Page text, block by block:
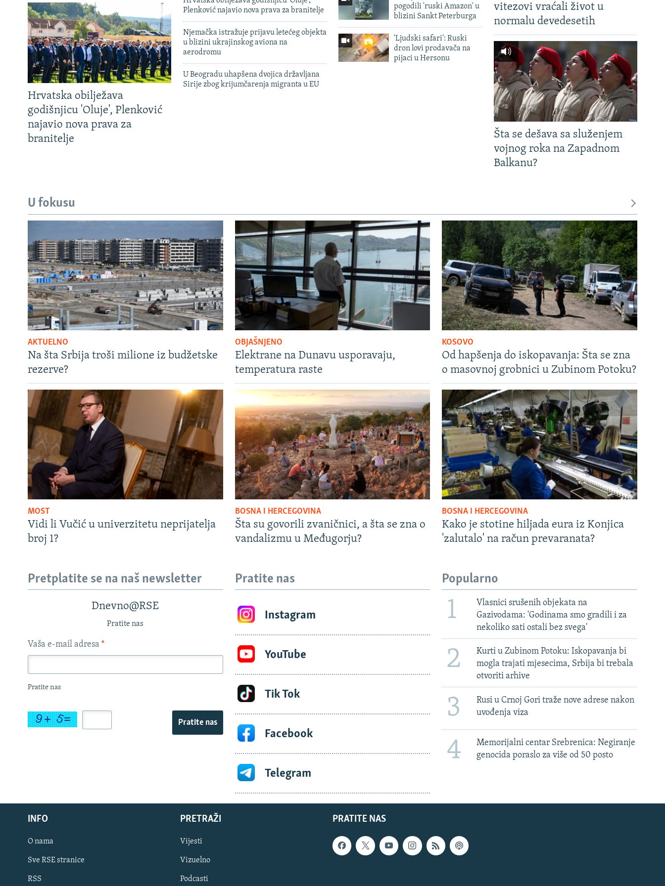
Hrvatska obilježava
godišnjicu 'Oluje', Plenković
najavio nova prava za
branitelje
Plenković najavio nova prava za branitelje
Njemačka istražuje prijavu letećeg objekta
u blizini ukrajinskog aviona na
aerodromu
U Beogradu uhapšena dvojica državljana
Sirije zbog krijumčarenja migranta u EU
pogodili 'ruski Amazon' u
blizini Sankt Peterburga
'Ljudski safari': Ruski
dron lovi prodavača na
pijaci u Hersonu
vitezovi vraćali život u
normalu devedesetih
Šta se dešava sa služenjem
vojnog roka na Zapadnom
Balkanu?
U fokusu
AKTUELNO
Na šta Srbija troši milione iz budžetske
rezerve?
OBJAŠNJENO
Elektrane na Dunavu usporavaju,
temperatura raste
KOSOVO
Od hapšenja do iskopavanja: Šta se zna
o masovnoj grobnici u Zubinom Potoku?
MOST
Vidi li Vučić u univerzitetu neprijatelja
broj 1?
BOSNA I HERCEGOVINA
Šta su govorili zvaničnici, a šta se zna o
vandalizmu u Međugorju?
BOSNA I HERCEGOVINA
Kako je stotine hiljada eura iz Konjica
'zalutalo' na račun prevaranata?
Pretplatite se na naš newsletter
Dnevno@RSE
Pratite nas
Vaša e-mail adresa *
Pratite nas
Pratite nas
Pratite nas
Instagram
YouTube
Tik Tok
Facebook
Telegram
Popularno
1
Vlasnici srušenih objekata na
Gazivodama: 'Godinama smo gradili i za
nekoliko sati ostali bez svega'
2
Kurti u Zubinom Potoku: Iskopavanja bi
mogla trajati mjesecima, Srbija bi trebala
otvoriti arhive
3
Rusi u Crnoj Gori traže nove adrese nakon
uvođenja viza
4
Memorijalni centar Srebrenica: Negiranje
genocida poraslo za više od 50 posto
PRATITE NAS
INFO
O nama
Sve RSE stranice
RSS
PRETRAŽI
Vijesti
Vizuelno
Podcasti